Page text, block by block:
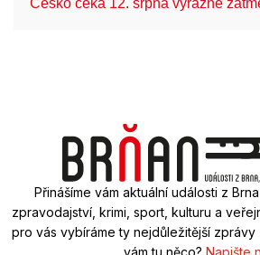
Přinášíme vám aktuální události z
zpravodajství, krimi, sport, kulturu a
pro vás vybíráme ty nejdůležitější zprávy